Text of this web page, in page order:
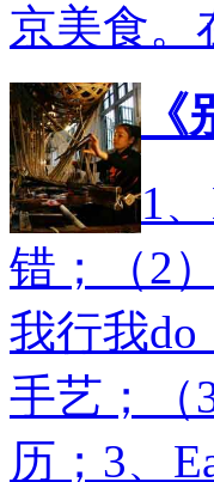
京美食。
1
错；（2
我行我do
手艺；（
历；3、